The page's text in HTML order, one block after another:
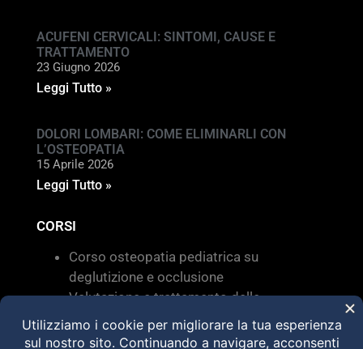
ACUFENI CERVICALI: SINTOMI, CAUSE E
TRATTAMENTO
23 Giugno 2026
Leggi Tutto »
DOLORI LOMBARI: COME ELIMINARLI CON
L’OSTEOPATIA
15 Aprile 2026
Leggi Tutto »
CORSI
Corso osteopatia pediatrica su
deglutizione e occlusione
Valutazione e trattamento delle
disfunzioni dei sistemi di movimento –
Torino 28 MARZO 2026